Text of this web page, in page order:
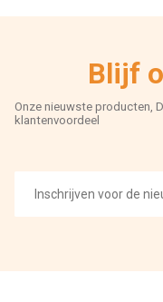
Blijf
Onze nieuwste producten,
klantenvoordeel
mailadres